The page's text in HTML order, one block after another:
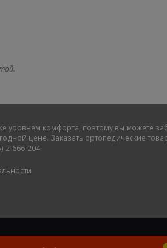
уровнем комфорта, поэтому вы можете
цене. Заказать ортопедические
2-666-204